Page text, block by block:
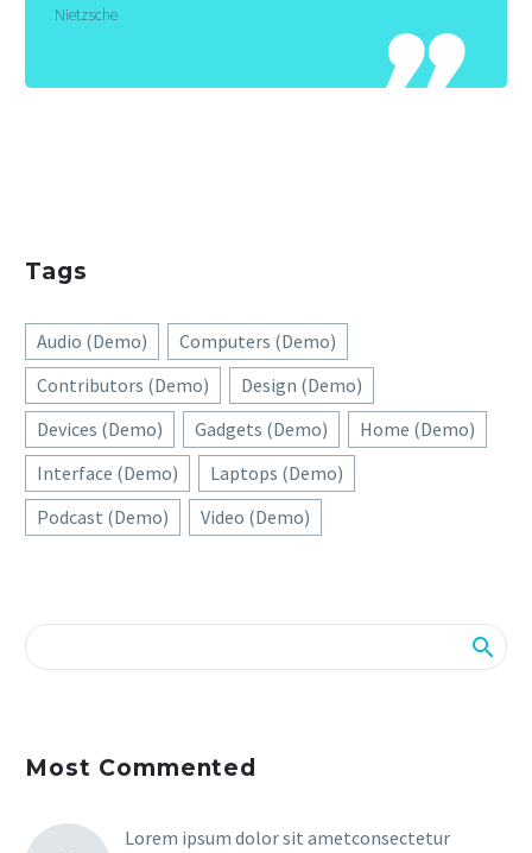
Nietzsche

Tags
Audio (Demo)
Computers (Demo)
Contributors (Demo)
Design (Demo)
Devices (Demo)
Gadgets (Demo)
Home (Demo)
Interface (Demo)
Laptops (Demo)
Podcast (Demo)
Video (Demo)
Most Commented
Lorem ipsum dolor sit ametconsectetur